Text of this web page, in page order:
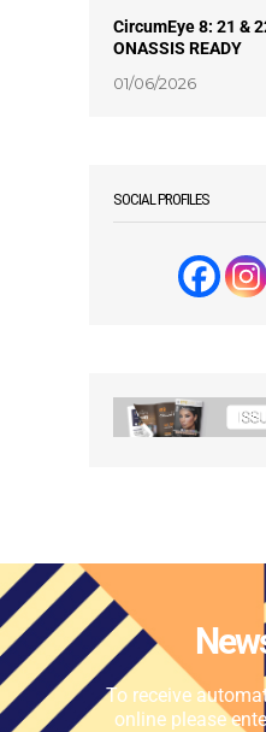
CircumEye 8: 21 &
ONASSIS READY
01/06/2026
SOCIAL PROFILES
To receive
online please